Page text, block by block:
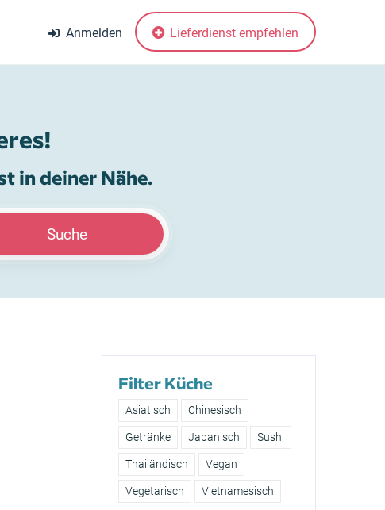
Anmelden Lieferdienst empfehlen
in deiner Nähe.
Suche
Filter Küche
Asiatisch Chinesisch
Getränke Japanisch Sushi
Thailändisch Vegan
Vegetarisch Vietnamesisch